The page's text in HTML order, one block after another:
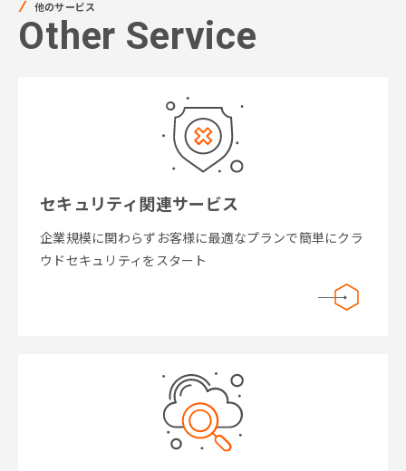
他のサービス
Other Service
セキュリティ関連サービス
企業規模に関わらずお客様に最適なプランで簡単にクラ
ウドセキュリティをスタート